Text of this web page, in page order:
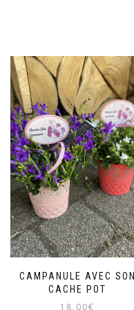
CAMPANULE AVEC SON
CACHE POT
18,00€